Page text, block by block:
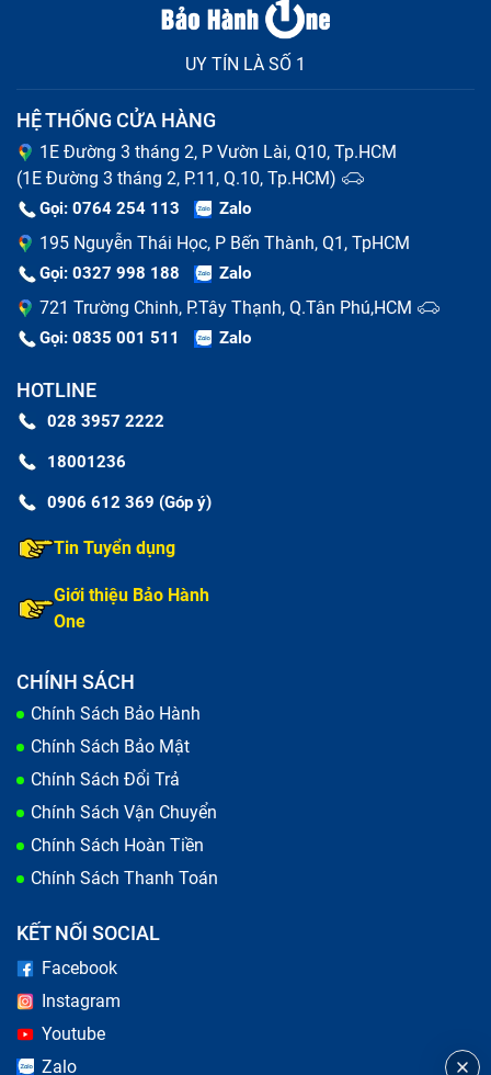
UY TÍN LÀ SỐ 1
HỆ THỐNG CỬA HÀNG
1E Đường 3 tháng 2, P Vườn Lài, Q10, Tp.HCM
(1E Đường 3 tháng 2, P.11, Q.10, Tp.HCM)
Gọi: 0764 254 113 Zalo
195 Nguyễn Thái Học, P Bến Thành, Q1, TpHCM
Gọi: 0327 998 188 Zalo
721 Trường Chinh, P.Tây Thạnh, Q.Tân Phú,HCM
Gọi: 0835 001 511 Zalo
HOTLINE
028 3957 2222
18001236
0906 612 369 (Góp ý)
Tin Tuyển dụng
Giới thiệu Bảo Hành
One
CHÍNH SÁCH
Chính Sách Bảo Hành
Chính Sách Bảo Mật
Chính Sách Đổi Trả
Chính Sách Vận Chuyển
Chính Sách Hoàn Tiền
Chính Sách Thanh Toán
KẾT NỐI SOCIAL
Facebook
Instagram
Youtube
Zalo